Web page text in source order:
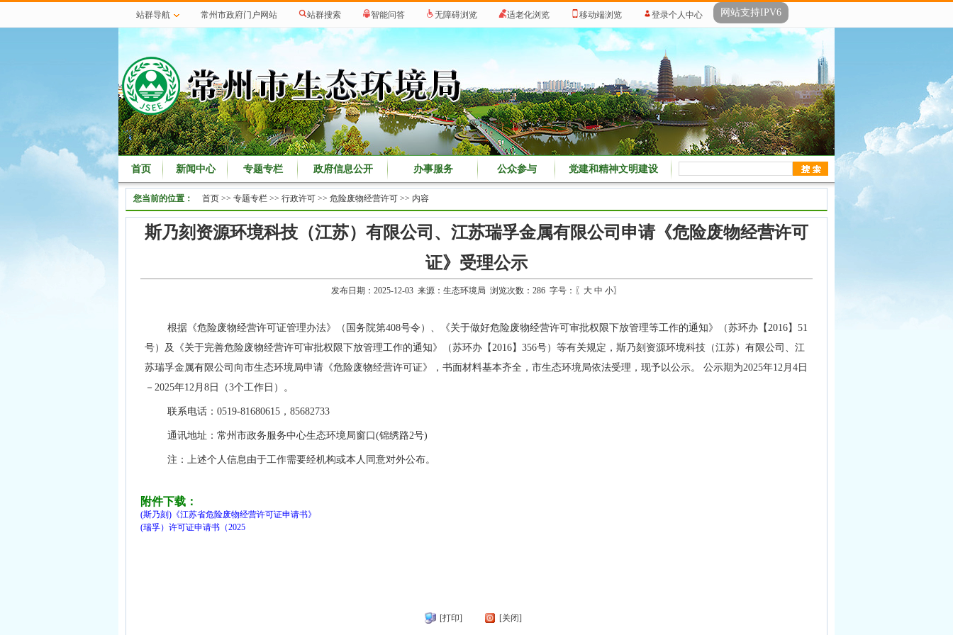
站群导航 常州市政府门户网站 站群搜索 智能问答 无障碍浏览 适老化浏览 移动端浏览 登录个人中心 网站支持IPV6
首页 新闻中心 专题专栏 政府信息公开 办事服务 公众参与 党建和精神文明建设
您当前的位置： 首页 >> 专题专栏 >> 行政许可 >> 危险废物经营许可 >> 内容
斯乃刻资源环境科技（江苏）有限公司、江苏瑞孚金属有限公司申请《危险废物经营许可
证》受理公示
发布日期：2025-12-03 来源：生态环境局 浏览次数： 286 字号：〖 大 中 小〗
根据《危险废物经营许可证管理办法》（国务院第408号令）、《关于做好危险废物经营许可审批权限下放管理等工作的通知》（苏环办【2016】51
号）及《关于完善危险废物经营许可审批权限下放管理工作的通知》（苏环办【2016】356号）等有关规定，斯乃刻资源环境科技（江苏）有限公司、江
苏瑞孚金属有限公司向市生态环境局申请《危险废物经营许可证》，书面材料基本齐全，市生态环境局依法受理，现予以公示。 公示期为2025年12月4日
－2025年12月8日（3个工作日）。
联系电话：0519-81680615，85682733
通讯地址：常州市政务服务中心生态环境局窗口(锦绣路2号)
注：上述个人信息由于工作需要经机构或本人同意对外公布。
附件下载：
(斯乃刻)《江苏省危险废物经营许可证申请书》
(瑞孚）许可证申请书（2025
[打印] [关闭]